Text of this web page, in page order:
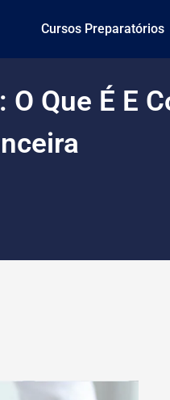
Cursos Preparatórios
Que É E